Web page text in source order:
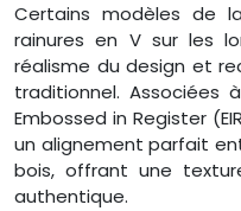
Certains modèles de
rainures en V sur les
réalisme du design et
traditionnel. Associées
Embossed in Register
un alignement parfait
bois, offrant une
authentique.